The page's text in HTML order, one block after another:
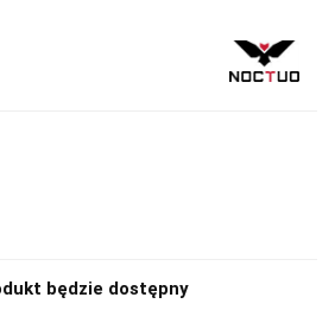
będzie dostępny